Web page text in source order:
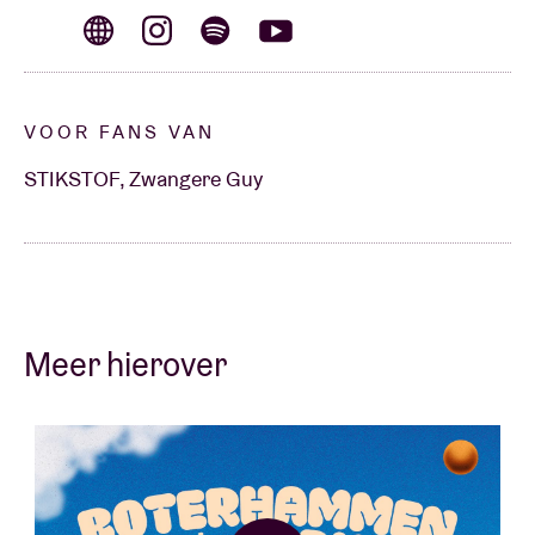
staan er, met liefde! Alles is hier echt! En da ziet ge!”
VOOR FANS VAN
STIKSTOF, Zwangere Guy
Meer hierover